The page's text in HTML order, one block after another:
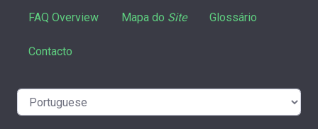
FAQ Overview Mapa do Site Glossário
Contacto